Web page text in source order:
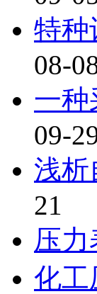
特种
08-
一种
09-
浅析
21
压
化工